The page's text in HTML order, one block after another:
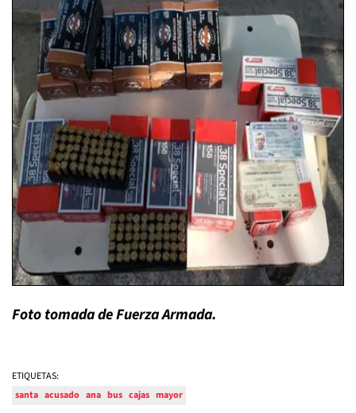
Foto tomada de Fuerza Armada.
ETIQUETAS:
santa acusado ana bus cajas mayor